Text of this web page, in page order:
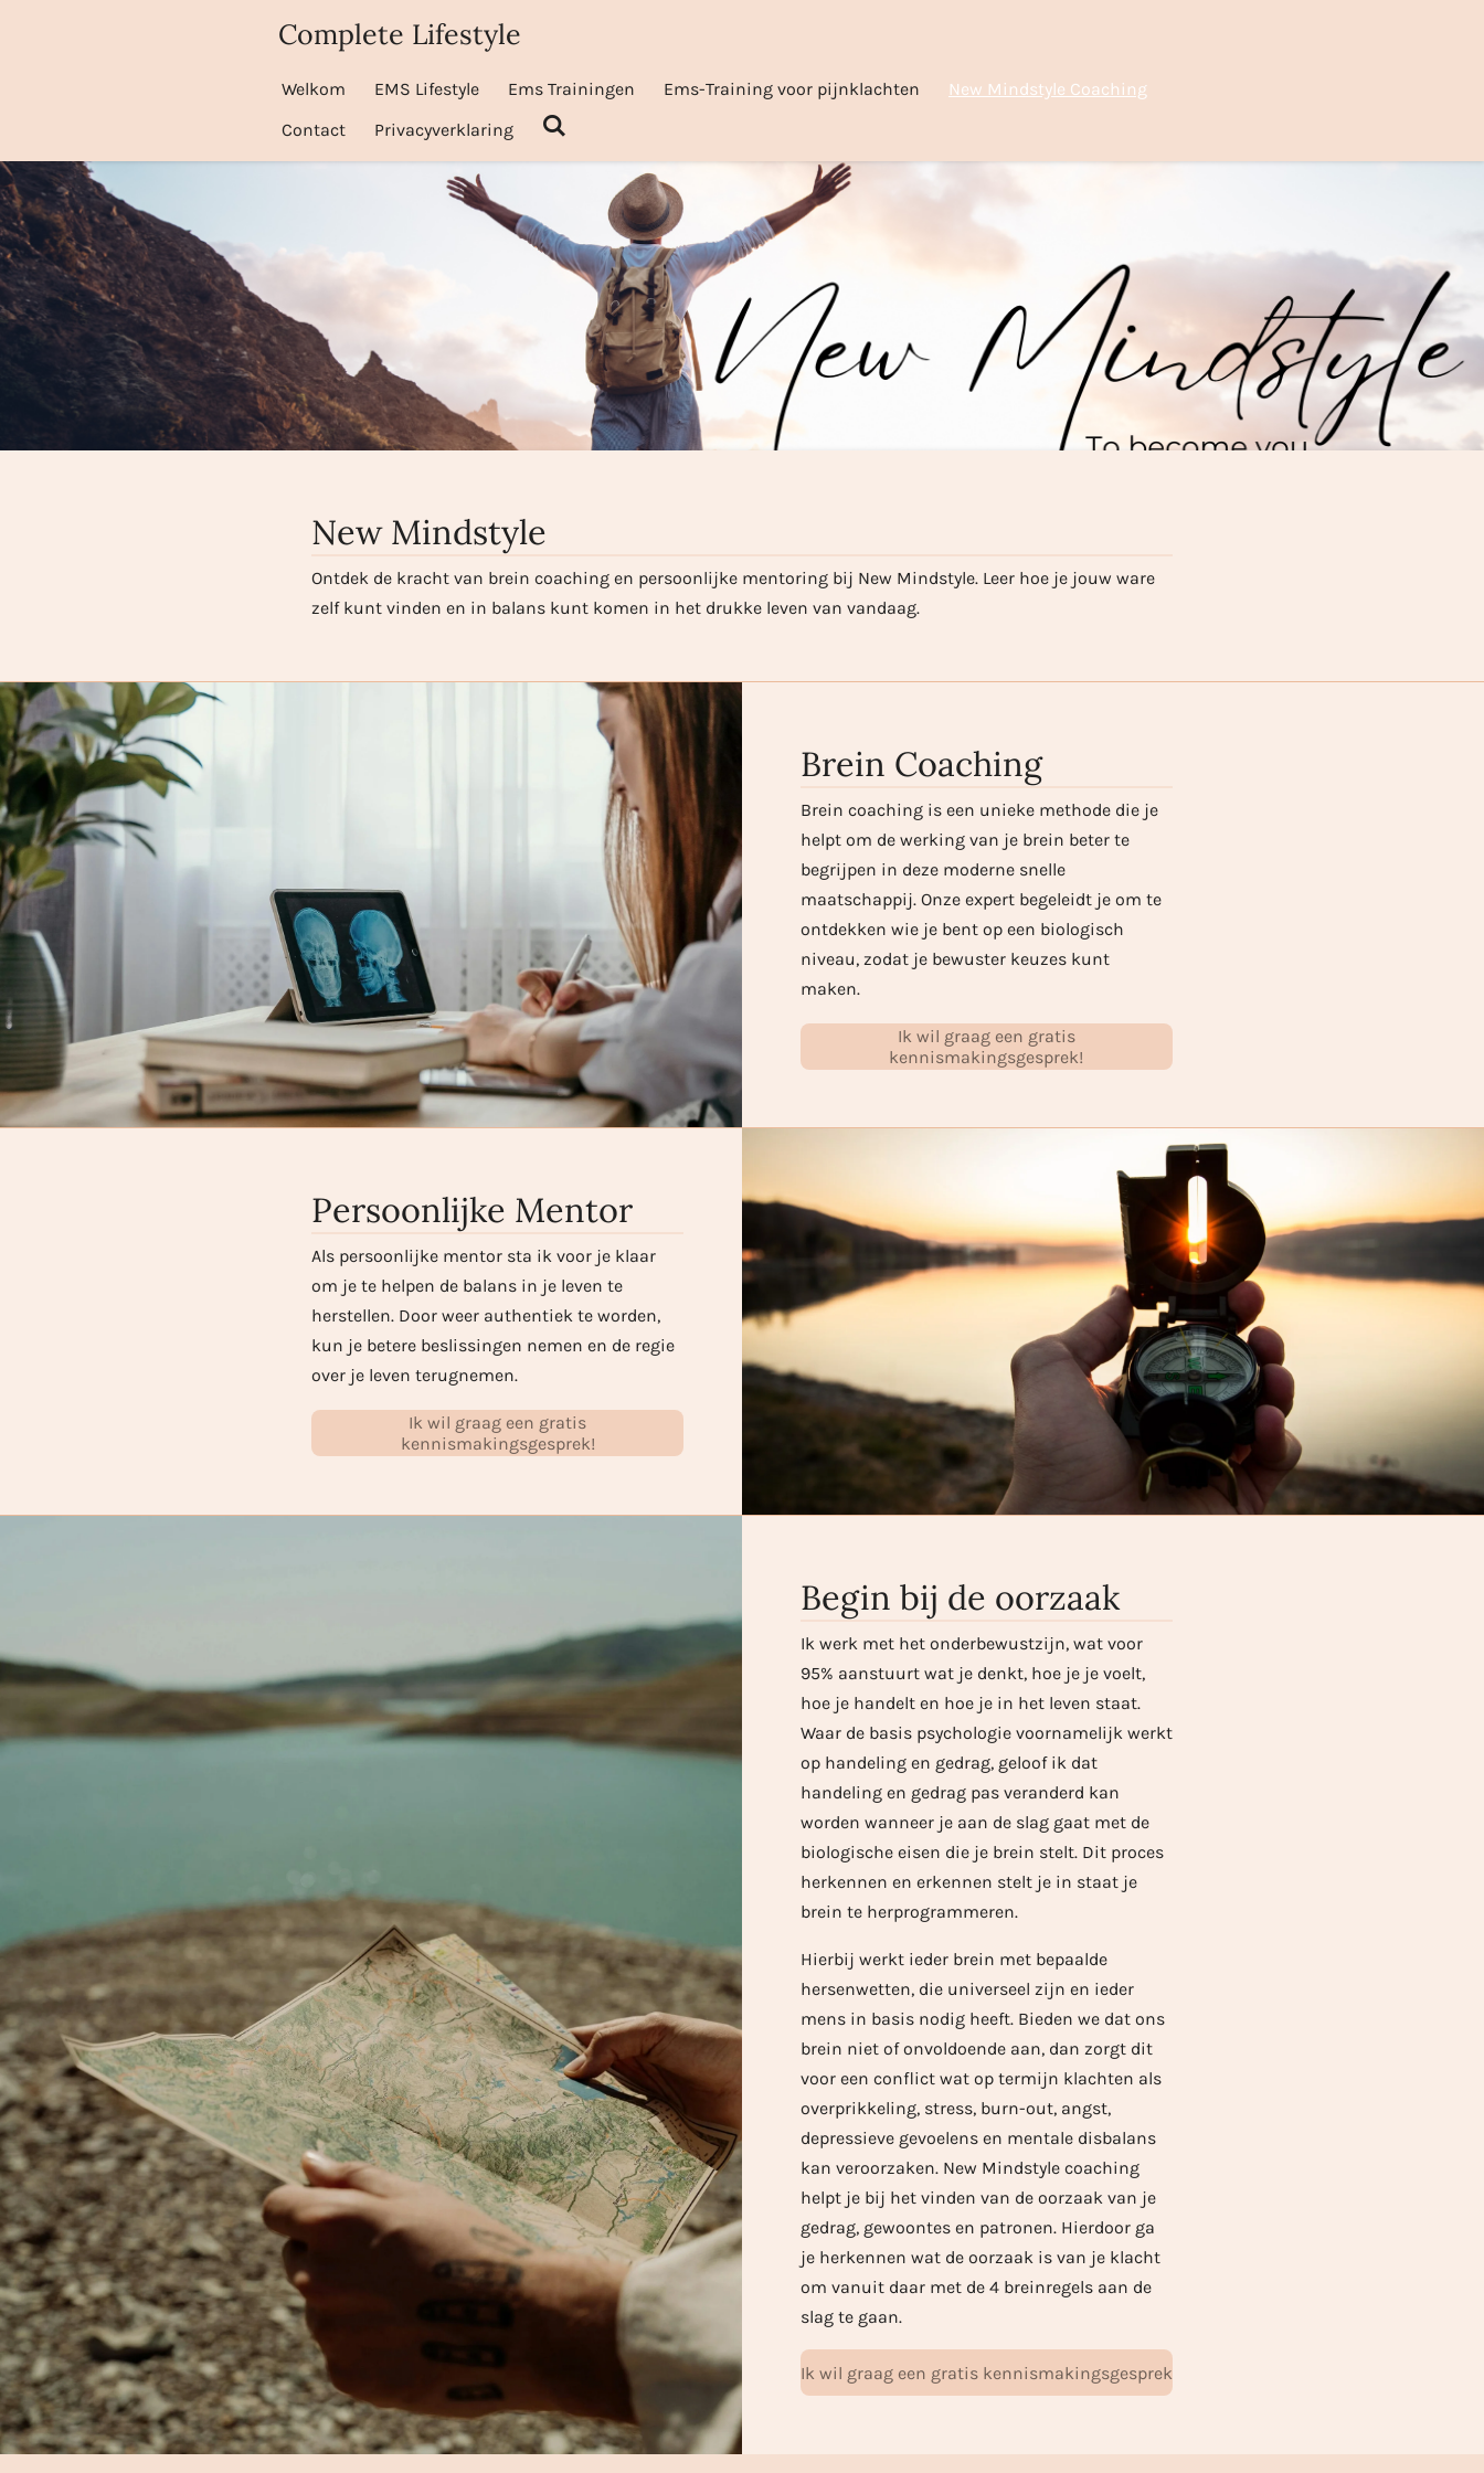
Complete Lifestyle
Welkom EMS Lifestyle Ems Trainingen Ems-Training voor pijnklachten
New Mindstyle Coaching
Contact
Privacyverklaring
New Mindstyle
Ontdek de kracht van brein coaching en persoonlijke mentoring bij New Mindstyle. Leer hoe je jouw ware
zelf kunt vinden en in balans kunt komen in het drukke leven van vandaag.
Brein Coaching
Brein coaching is een unieke methode die je
helpt om de werking van je brein beter te
begrijpen in deze moderne snelle
maatschappij. Onze expert begeleidt je om te
ontdekken wie je bent op een biologisch
niveau, zodat je bewuster keuzes kunt
maken.
Ik wil graag een gratis
kennismakingsgesprek!
Persoonlijke Mentor
Als persoonlijke mentor sta ik voor je klaar
om je te helpen de balans in je leven te
herstellen. Door weer authentiek te worden,
kun je betere beslissingen nemen en de regie
over je leven terugnemen.
Ik wil graag een gratis
kennismakingsgesprek!
Begin bij de oorzaak
Ik werk met het onderbewustzijn, wat voor
95% aanstuurt wat je denkt, hoe je je voelt,
hoe je handelt en hoe je in het leven staat.
Waar de basis psychologie voornamelijk werkt
op handeling en gedrag, geloof ik dat
handeling en gedrag pas veranderd kan
worden wanneer je aan de slag gaat met de
biologische eisen die je brein stelt. Dit proces
herkennen en erkennen stelt je in staat je
brein te herprogrammeren.
Hierbij werkt ieder brein met bepaalde
hersenwetten, die universeel zijn en ieder
mens in basis nodig heeft. Bieden we dat ons
brein niet of onvoldoende aan, dan zorgt dit
voor een conflict wat op termijn klachten als
overprikkeling, stress, burn-out, angst,
depressieve gevoelens en mentale disbalans
kan veroorzaken. New Mindstyle coaching
helpt je bij het vinden van de oorzaak van je
gedrag, gewoontes en patronen. Hierdoor ga
je herkennen wat de oorzaak is van je klacht
om vanuit daar met de 4 breinregels aan de
slag te gaan.
Ik wil graag een gratis kennismakingsgesprek